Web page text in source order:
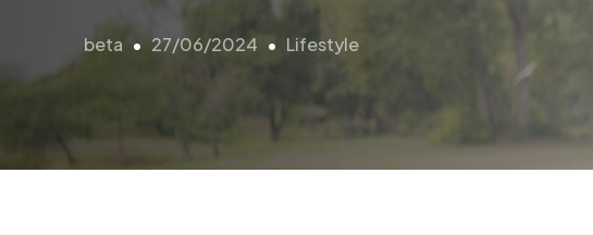
beta 27/06/2024 Lifestyle